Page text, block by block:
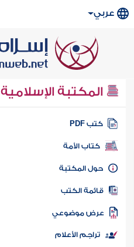
عربي
المكتبة الإسلامية
كتب PDF
كتاب الأمة
المكتبة
الكتب
موضوعي